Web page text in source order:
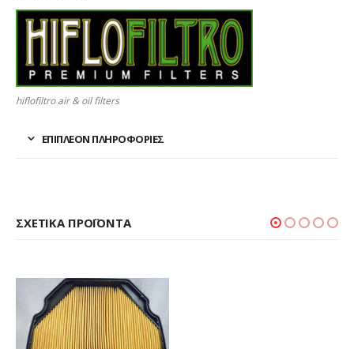
hiflofiltro air & oil filters
ΕΠΙΠΛΈΟΝ ΠΛΗΡΟΦΟΡΊΕΣ
ΣΧΕΤΙΚΆ ΠΡΟΪΌΝΤΑ